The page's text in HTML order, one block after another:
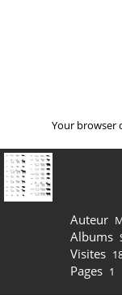
Your browser
Auteur
Albums
Visites
Pages 1